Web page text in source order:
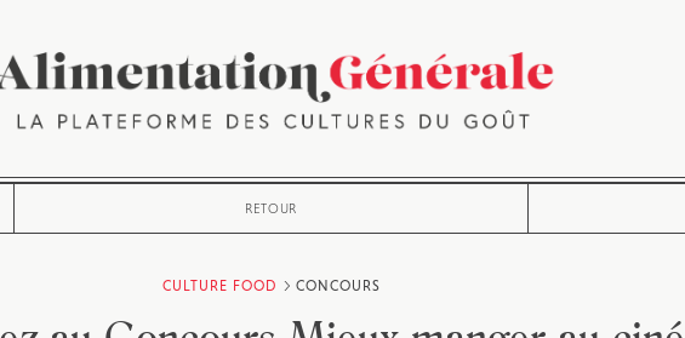
RETOUR
CULTURE FOOD CONCOURS